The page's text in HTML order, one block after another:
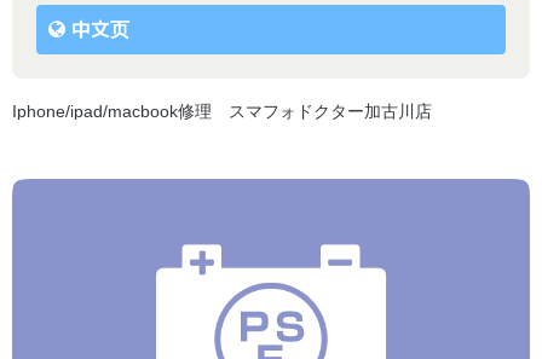
中文页
Iphone/ipad/macbook修理 スマフォドクター加古川店